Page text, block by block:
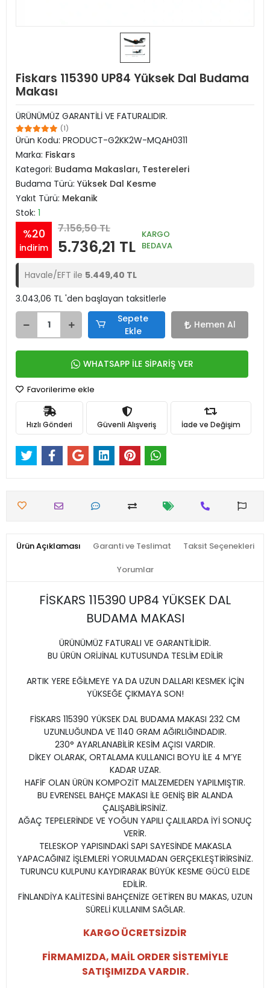
Fiskars 115390 UP84 Yüksek Dal Budama
Makası
ÜRÜNÜMÜZ GARANTİLİ VE FATURALIDIR.
(1)
Ürün Kodu: PRODUCT-G2KK2W-MQAH0311
Marka: Fiskars
Kategori: Budama Makasları, Testereleri
Budama Türü: Yüksek Dal Kesme
Yakıt Türü: Mekanik
Stok: 1
%20
indirim
7.156,50 TL
5.736,21 TL
KARGO
BEDAVA
Havale/EFT ile 5.449,40 TL
3.043,06 TL 'den başlayan taksitlerle
Sepete
Ekle
Hemen Al
WHATSAPP İLE SİPARİŞ VER
Favorilerime ekle
Hızlı Gönderi Güvenli Alışveriş İade ve Değişim
Ürün Açıklaması Garanti ve Teslimat Taksit Seçenekleri
Yorumlar
FİSKARS 115390 UP84 YÜKSEK DAL
BUDAMA MAKASI
ÜRÜNÜMÜZ FATURALI VE GARANTİLİDİR.
BU ÜRÜN ORİJİNAL KUTUSUNDA TESLİM EDİLİR
ARTIK YERE EĞİLMEYE YA DA UZUN DALLARI KESMEK İÇİN
YÜKSEĞE ÇIKMAYA SON!
FİSKARS 115390 YÜKSEK DAL BUDAMA MAKASI 232 CM
UZUNLUĞUNDA VE 1140 GRAM AĞIRLIĞINDADIR.
230° AYARLANABİLİR KESİM AÇISI VARDIR.
DİKEY OLARAK, ORTALAMA KULLANICI BOYU İLE 4 M’YE
KADAR UZAR.
HAFİF OLAN ÜRÜN KOMPOZİT MALZEMEDEN YAPILMIŞTIR.
BU EVRENSEL BAHÇE MAKASI İLE GENİŞ BİR ALANDA
ÇALIŞABİLİRSİNİZ.
AĞAÇ TEPELERİNDE VE YOĞUN YAPILI ÇALILARDA İYİ SONUÇ
VERİR.
TELESKOP YAPISINDAKİ SAPI SAYESİNDE MAKASLA
YAPACAĞINIZ İŞLEMLERİ YORULMADAN GERÇEKLEŞTİRİRSİNİZ.
TURUNCU KULPUNU KAYDIRARAK BÜYÜK KESME GÜCÜ ELDE
EDİLİR.
FİNLANDİYA KALİTESİNİ BAHÇENİZE GETİREN BU MAKAS, UZUN
SÜRELİ KULLANIM SAĞLAR.
KARGO ÜCRETSİZDİR
FİRMAMIZDA, MAİL ORDER SİSTEMİYLE
SATIŞIMIZDA VARDIR.